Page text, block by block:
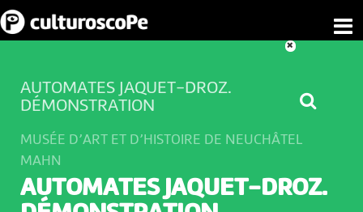
AUTOMATES JAQUET-DROZ.
DÉMONSTRATION
MUSÉE D’ART ET D’HISTOIRE DE NEUCHÂTEL
MAHN
AUTOMATES JAQUET-DROZ.